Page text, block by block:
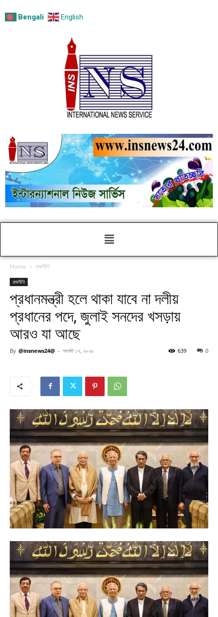
Bengali English
Home রাজনীতি
রাজনীতি
প্রধানমন্ত্রী হলে থাকা যাবে না দলীয়
প্রধানের পদে, জুলাই সনদের খসড়ায়
আরও যা আছে
By @insnews24@ - আগস্ট ১৭, ২০২৫ 0
639